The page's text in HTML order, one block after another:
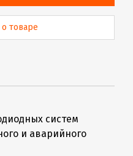
товаре
систем
и аварийного